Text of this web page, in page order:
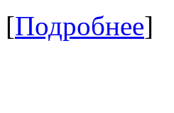
[Подробнее]